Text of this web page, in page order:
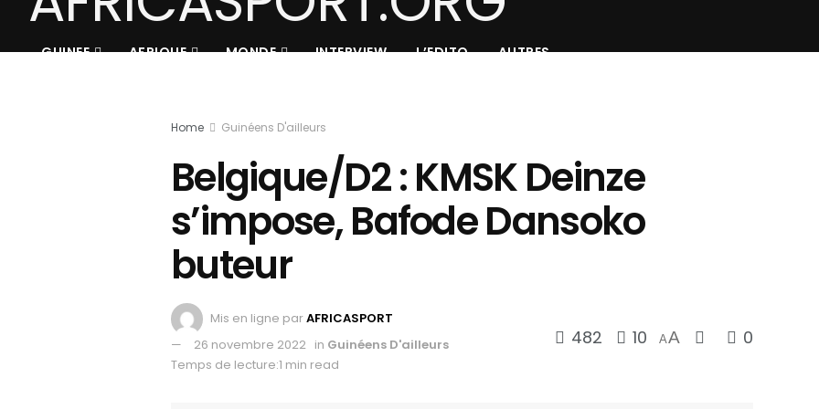
GUINEE AFRIQUE MONDE INTERVIEW L’EDITO AUTRES
Home Guinéens D'ailleurs
Belgique/D2 : KMSK Deinze
s’impose, Bafode Dansoko
buteur
Mis en ligne parAFRICASPORT
26 novembre 2022 in Guinéens D'ailleurs
Temps de lecture:1 min read
482 10 AA 0